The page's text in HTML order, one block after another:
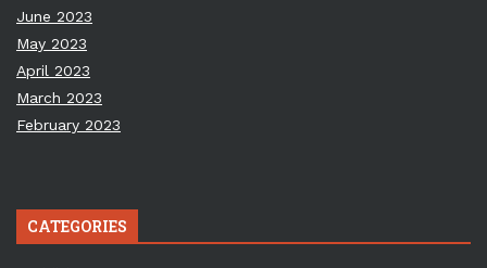
June 2023
May 2023
April 2023
March 2023
February 2023
CATEGORIES